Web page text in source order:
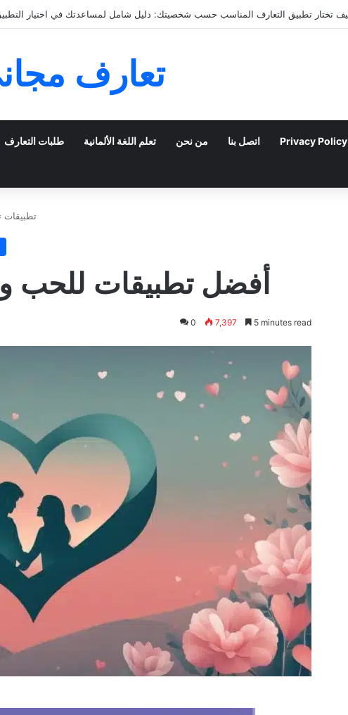
التعارف عبر الإنترنت: كيفية الانتقال من الدردشة إلى اللقاء
تعارف
طلبات التعارف تعلم اللغة الألمانية من نحن اتصل بنا Privacy Policy
تطبيقات
أفضل تطبيقات للحب
0 7,397 5 minutes read